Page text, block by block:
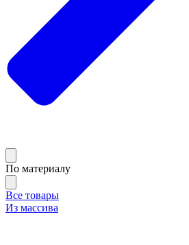
По материалу
Все товары
Из массива